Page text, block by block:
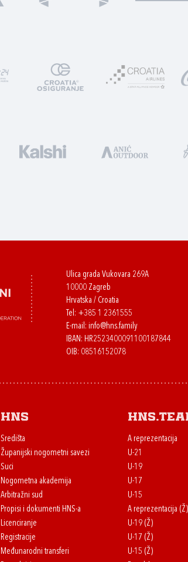
Ulica grada Vukovara 269A
10000 Zagreb
Hrvatska / Croatia
Tel: +385 1 2361555
E-mail: info@hns.family
IBAN: HR2523400091100187844
OIB: 08516152078
HNS
Središta
Županijski nogometni savezi
Suci
Nogometna akademija
Arbitražni sud
Propisi i dokumenti HNS-a
Licenciranje
Registracije
Međunarodni transferi
A reprezentacija
U-21
U-19
U-17
U-15
A reprezentacija (Ž)
U-19 (Ž)
U-17 (Ž)
U-15 (Ž)